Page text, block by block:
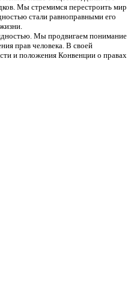
Мы стремимся перестроить мир
стали равноправными его
Мы продвигаем понимание
прав человека. В своей
и положения Конвенции о правах